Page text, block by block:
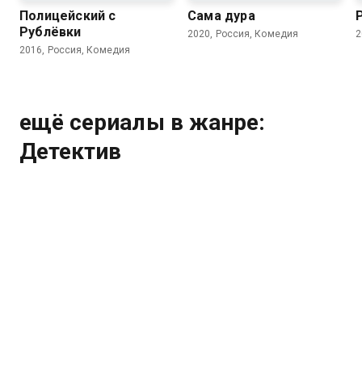
Полицейский с
Рублёвки
2016, Россия, Комедия
Сама дура
2020, Россия, Комедия
ещё сериалы в жанре:
Детектив